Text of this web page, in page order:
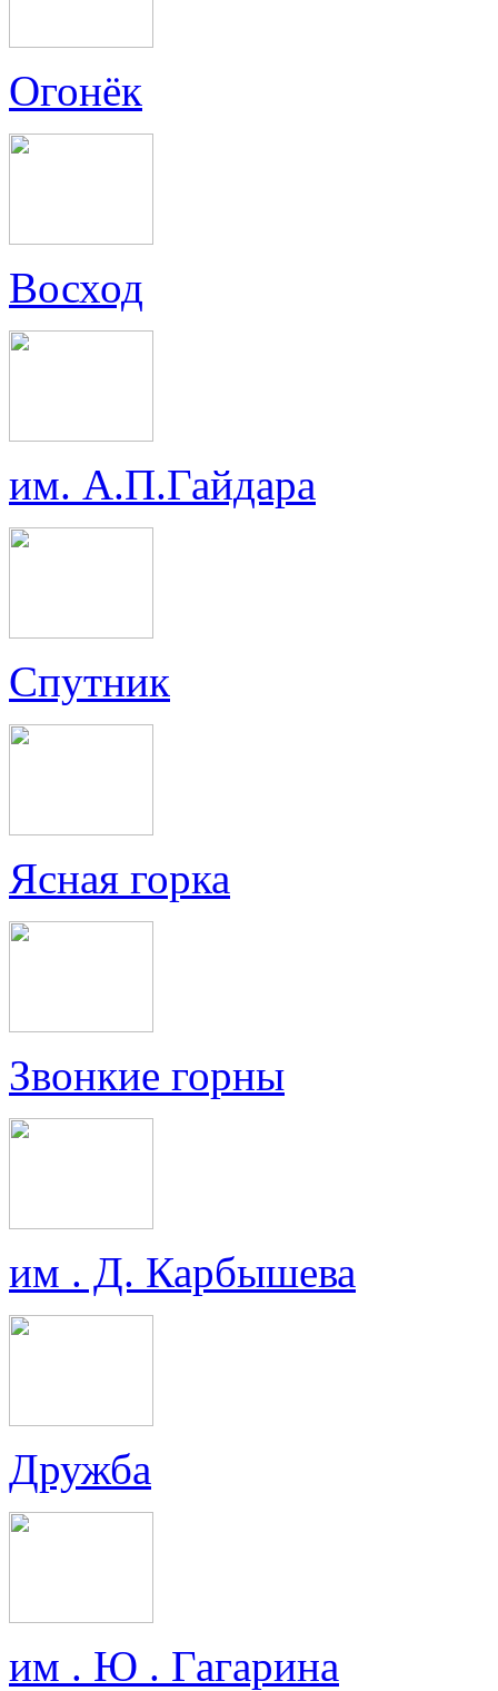
Огонёк
Восход
им. А.П.Гайдара
Спутник
Ясная горка
Звонкие горны
им . Д. Карбышева
Дружба
им . Ю . Гагарина